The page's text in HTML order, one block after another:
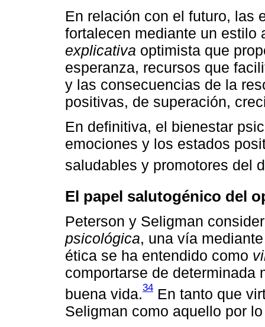
En relación con el futuro, las
fortalecen mediante un
explicativa optimista que
esperanza, recursos que
y las consecuencias de la
positivas, de superación,
En definitiva, el bienestar
emociones y los estados
saludables y promotores del
El papel salutogénico del
Peterson y Seligman
psicológica, una vía
ética se ha entendido como
comportarse de determinada
buena vida.34 En tanto que
Seligman como aquello por